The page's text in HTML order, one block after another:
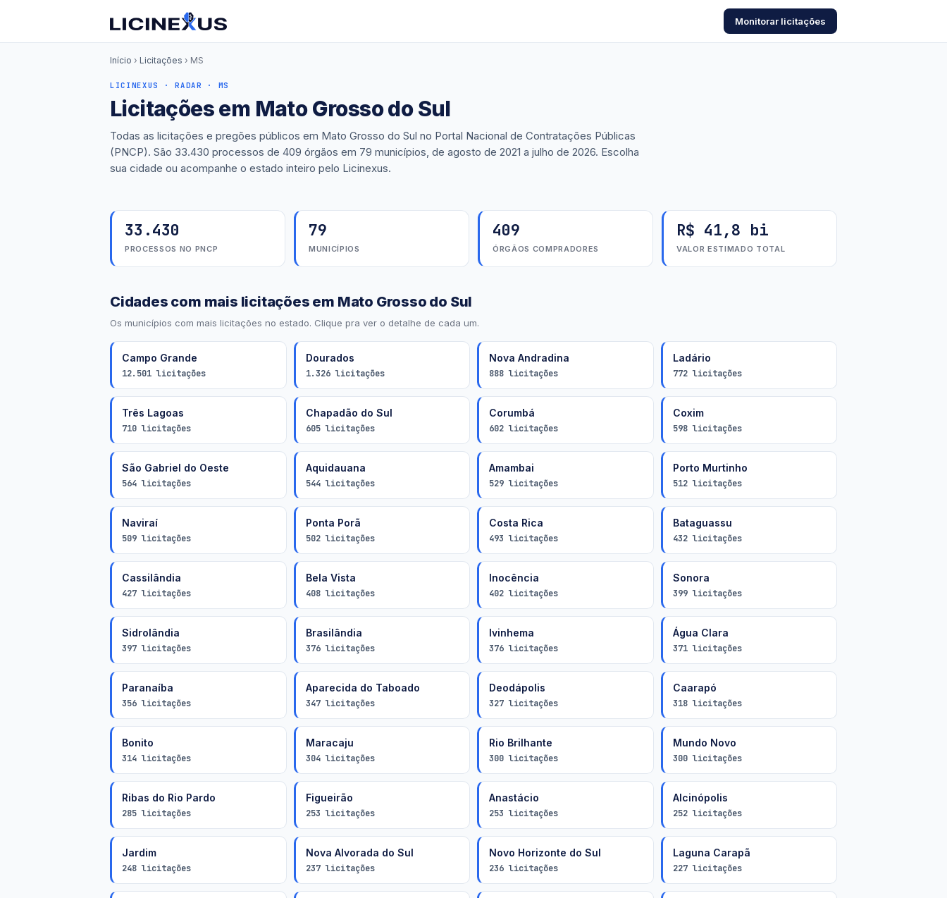
Monitorar licitações
Início › Licitações › MS
LICINEXUS · RADAR · MS
Licitações em Mato Grosso do Sul
Todas as licitações e pregões públicos em Mato Grosso do Sul no Portal Nacional de Contratações Públicas
(PNCP). São 33.430 processos de 409 órgãos em 79 municípios, de agosto de 2021 a julho de 2026. Escolha
sua cidade ou acompanhe o estado inteiro pelo Licinexus.
33.430
PROCESSOS NO PNCP
79
MUNICÍPIOS
409
ÓRGÃOS COMPRADORES
R$ 41,8 bi
VALOR ESTIMADO TOTAL
Cidades com mais licitações em Mato Grosso do Sul
Os municípios com mais licitações no estado. Clique pra ver o detalhe de cada um.
Campo Grande
12.501 licitações
Dourados
1.326 licitações
Nova Andradina
888 licitações
Ladário
772 licitações
Três Lagoas
710 licitações
Chapadão do Sul
605 licitações
Corumbá
602 licitações
Coxim
598 licitações
São Gabriel do Oeste
564 licitações
Aquidauana
544 licitações
Amambai
529 licitações
Porto Murtinho
512 licitações
Naviraí
509 licitações
Ponta Porã
502 licitações
Costa Rica
493 licitações
Bataguassu
432 licitações
Cassilândia
427 licitações
Bela Vista
408 licitações
Inocência
402 licitações
Sonora
399 licitações
Sidrolândia
397 licitações
Brasilândia
376 licitações
Ivinhema
376 licitações
Água Clara
371 licitações
Paranaíba
356 licitações
Aparecida do Taboado
347 licitações
Deodápolis
327 licitações
Caarapó
318 licitações
Bonito
314 licitações
Maracaju
304 licitações
Rio Brilhante
300 licitações
Mundo Novo
300 licitações
Ribas do Rio Pardo
285 licitações
Figueirão
253 licitações
Anastácio
253 licitações
Alcinópolis
252 licitações
Jardim
248 licitações
Nova Alvorada do Sul
237 licitações
Novo Horizonte do Sul
236 licitações
Laguna Carapã
227 licitações